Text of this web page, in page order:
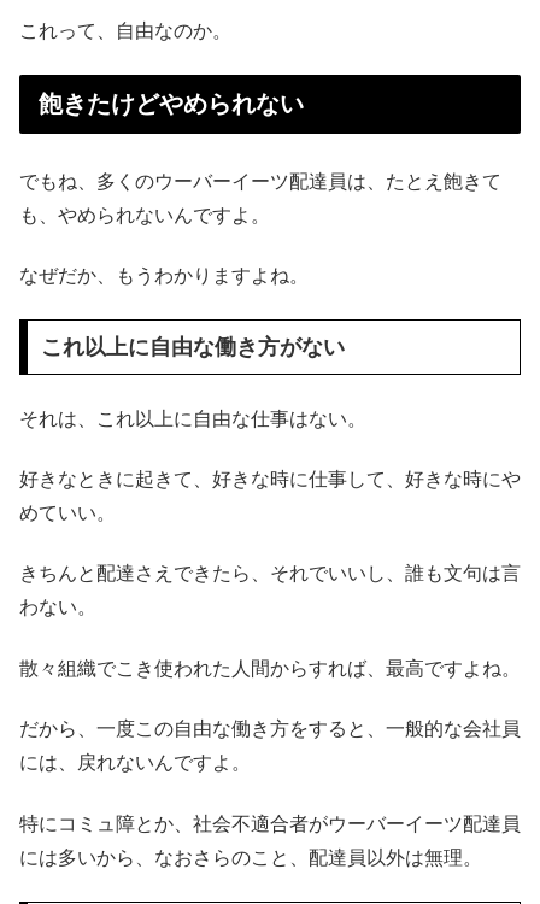
これって、自由なのか。
飽きたけどやめられない
でもね、多くのウーバーイーツ配達員は、たとえ飽きて
も、やめられないんですよ。
なぜだか、もうわかりますよね。
これ以上に自由な働き方がない
それは、これ以上に自由な仕事はない。
好きなときに起きて、好きな時に仕事して、好きな時にや
めていい。
きちんと配達さえできたら、それでいいし、誰も文句は言
わない。
散々組織でこき使われた人間からすれば、最高ですよね。
だから、一度この自由な働き方をすると、一般的な会社員
には、戻れないんですよ。
特にコミュ障とか、社会不適合者がウーバーイーツ配達員
には多いから、なおさらのこと、配達員以外は無理。